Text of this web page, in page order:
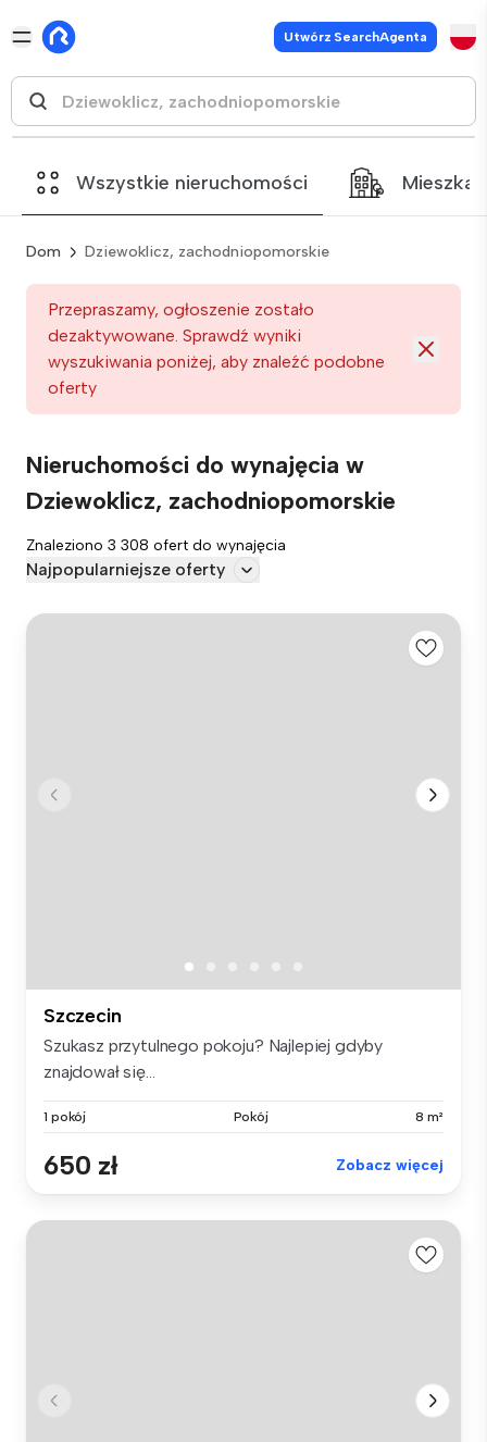
Utwórz SearchAgenta
Wszystkie nieruchomości
Dom Dziewoklicz, zachodniopomorskie
Przepraszamy, ogłoszenie zostało
dezaktywowane. Sprawdź wyniki
wyszukiwania poniżej, aby znaleźć podobne
oferty
Nieruchomości do wynajęcia w
Dziewoklicz, zachodniopomorskie
Znaleziono 3 308 ofert do wynajęcia
Najpopularniejsze oferty
Szczecin
Szukasz przytulnego pokoju? Najlepiej gdyby
znajdował się...
1 pokój Pokój 8 m²
650 zł Zobacz więcej